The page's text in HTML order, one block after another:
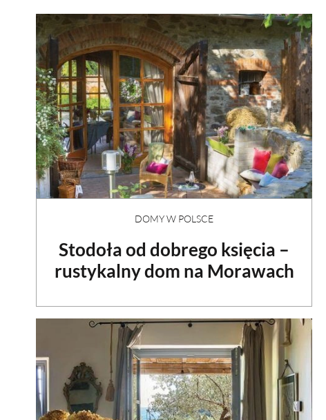
DOMY W POLSCE
Stodoła od dobrego księcia –
rustykalny dom na Morawach